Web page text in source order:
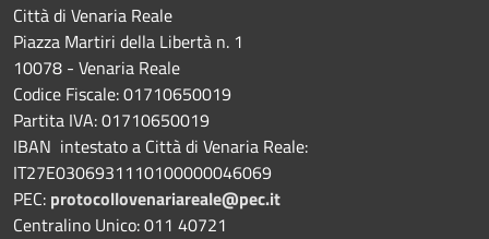
Città di Venaria Reale
Piazza Martiri della Libertà n. 1
10078 - Venaria Reale
Codice Fiscale: 01710650019
Partita IVA: 01710650019
IBAN intestato a Città di Venaria Reale:
IT27E0306931110100000046069
PEC: protocollovenariareale@pec.it
Centralino Unico: 011 40721